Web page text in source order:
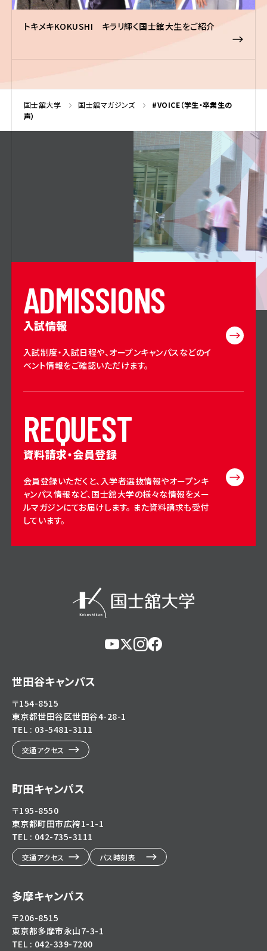
トキメキKOKUSHI キラリ輝く国士舘大生をご紹介
国士舘大学 国士舘マガジンズ
#VOICE（学生・卒業生の
声）
ADMISSIONS
入試情報
入試制度・入試日程や、オープンキャンパスなどのイ
ベント情報をご確認いただけます。
REQUEST
資料請求・会員登録
会員登録いただくと、入学者選抜情報やオープンキ
ャンパス情報など、国士舘大学の様々な情報をメー
ルマガジンにてお届けします。 また資料請求も受付
しています。
世田谷キャンパス
〒154-8515
東京都世田谷区世田谷4-28-1
TEL : 03-5481-3111
交通アクセス
町田キャンパス
〒195-8550
東京都町田市広袴1-1-1
TEL : 042-735-3111
交通アクセス バス時刻表
多摩キャンパス
〒206-8515
東京都多摩市永山7-3-1
TEL : 042-339-7200